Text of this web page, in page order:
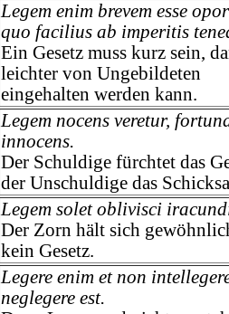
Legem enim brevem esse
quo facilius ab imperitis
Ein Gesetz muss kurz sein,
leichter von Ungebildeten
eingehalten werden kann.
Legem nocens veretur,
innocens.
Der Schuldige fürchtet das
der Unschuldige das
Legem solet oblivisci
Der Zorn hält sich
kein Gesetz.
Legere enim et non
neglegere est.